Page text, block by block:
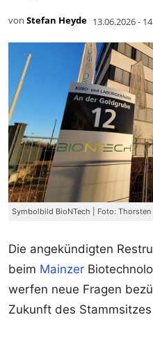
von Stefan Heyde 13.06.2026 -
Symbolbild BioNTech | Foto: Thorsten
Die angekündigten
beim Mainzer
werfen neue Fragen
Zukunft des